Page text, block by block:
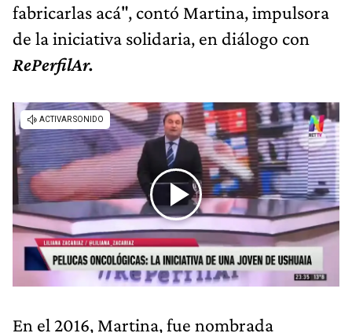
fabricarlas acá", contó Martina, impulsora
de la iniciativa solidaria, en diálogo con
RePerfilAr.
En el 2016, Martina, fue nombrada